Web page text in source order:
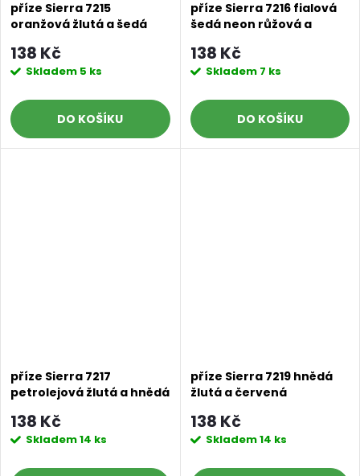
příze Sierra 7215
oranžová žlutá a šedá
138 Kč
Skladem 5 ks
DO KOŠÍKU
příze Sierra 7216 fialová
šedá neon růžová a
138 Kč
Skladem 7 ks
DO KOŠÍKU
příze Sierra 7217
petrolejová žlutá a hnědá
138 Kč
Skladem14 ks
příze Sierra 7219 hnědá
žlutá a červená
138 Kč
Skladem14 ks